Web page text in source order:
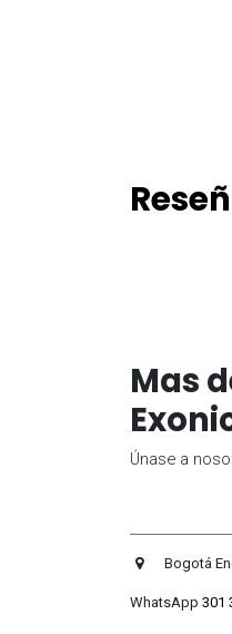
Mas
Únase a
WhatsApp 301